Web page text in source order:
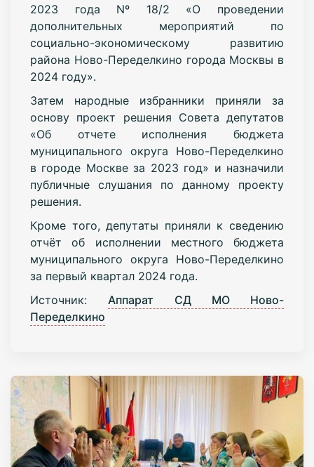
2023 года Nº 18/2 «О проведении
дополнительных мероприятий по
социально-экономическому развитию
района Ново-Переделкино города Москвы в
2024 году».
Затем народные избранники приняли за
основу проект решения Совета депутатов
«Об отчете исполнения бюджета
муниципального округа Ново-Переделкино
в городе Москве за 2023 год» и назначили
публичные слушания по данному проекту
решения.
Кроме того, депутаты приняли к сведению
отчёт об исполнении местного бюджета
муниципального округа Ново-Переделкино
за первый квартал 2024 года.
Источник: Аппарат СД МО Ново-
Переделкино